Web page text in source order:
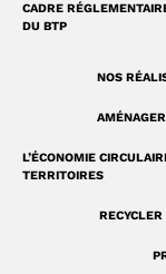
CADRE
DU BTP
NOS
L’ÉCONOMIE
TERRITOIRES